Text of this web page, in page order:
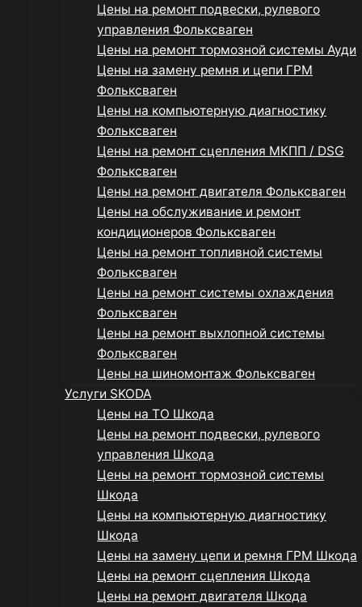
Цены на ремонт подвески, рулевого
управления Фольксваген
Цены на ремонт тормозной системы Ауди
Цены на замену ремня и цепи ГРМ
Фольксваген
Цены на компьютерную диагностику
Фольксваген
Цены на ремонт сцепления МКПП / DSG
Фольксваген
Цены на ремонт двигателя Фольксваген
Цены на обслуживание и ремонт
кондиционеров Фольксваген
Цены на ремонт топливной системы
Фольксваген
Цены на ремонт системы охлаждения
Фольксваген
Цены на ремонт выхлопной системы
Фольксваген
Цены на шиномонтаж Фольксваген
Услуги SKODA
Цены на ТО Шкода
Цены на ремонт подвески, рулевого
управления Шкода
Цены на ремонт тормозной системы
Шкода
Цены на компьютерную диагностику
Шкода
Цены на замену цепи и ремня ГРМ Шкода
Цены на ремонт сцепления Шкода
Цены на ремонт двигателя Шкода